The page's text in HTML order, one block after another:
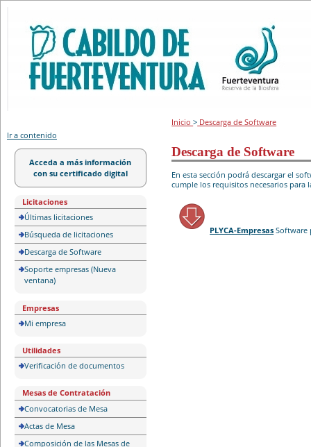
Ir a contenido
Acceda a más información
con su certificado digital
Licitaciones
Últimas licitaciones
Búsqueda de licitaciones
Descarga de Software
Soporte empresas (Nueva
ventana)
Empresas
Mi empresa
Utilidades
Verificación de documentos
Mesas de Contratación
Convocatorias de Mesa
Actas de Mesa
Composición de las Mesas de
Inicio> Descarga de Software
Descarga de Software
En esta sección podrá descargar el
cumple los requisitos necesarios para
PLYCA-Empresas Software